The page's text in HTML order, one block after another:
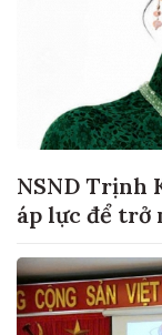
NSND Trịnh
áp lực để trở